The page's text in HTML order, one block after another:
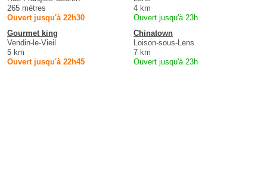
265 mètres
Ouvert jusqu'à 22h30
4 km
Ouvert jusqu'à 23h
Gourmet king
Vendin-le-Vieil
5 km
Ouvert jusqu'à 22h45
Chinatown
Loison-sous-Lens
7 km
Ouvert jusqu'à 23h